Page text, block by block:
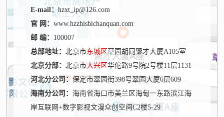
E-mail：hzxt_ip@126.com
官 网： www.hzzhishichanquan.com
邮 编： 100007
总部地址： 北京市东城区草园胡同聚才大厦A105室
北京分部： 北京市大兴区华佗路9号院2号楼11层1131
河北分公司： 保定市翠园街398号翠园大厦6层609
海南分公司： 海南省海口市美兰区海甸一东路滨江海
岸互联网+数字影视文漫众创空间C2楼5-29